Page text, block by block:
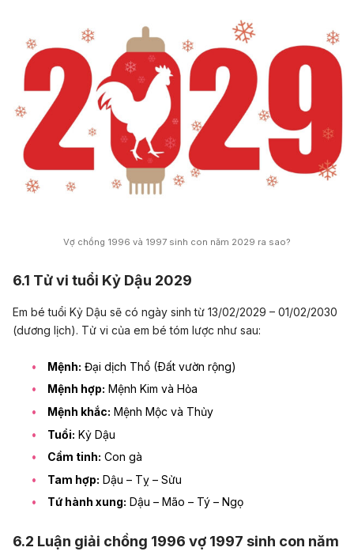
Vợ chồng 1996 và 1997 sinh con năm 2029 ra sao?
6.1 Tử vi tuổi Kỷ Dậu 2029
Em bé tuổi Kỷ Dậu sẽ có ngày sinh từ 13/02/2029 – 01/02/2030
(dương lịch). Tử vi của em bé tóm lược như sau:
Mệnh: Đại dịch Thổ (Ðất vườn rộng)
Mệnh hợp: Mệnh Kim và Hỏa
Mệnh khắc: Mệnh Mộc và Thủy
Tuổi: Kỷ Dậu
Cầm tinh: Con gà
Tam hợp: Dậu – Tỵ – Sửu
Tứ hành xung: Dậu – Mão – Tý – Ngọ
6.2 Luận giải chồng 1996 vợ 1997 sinh con năm